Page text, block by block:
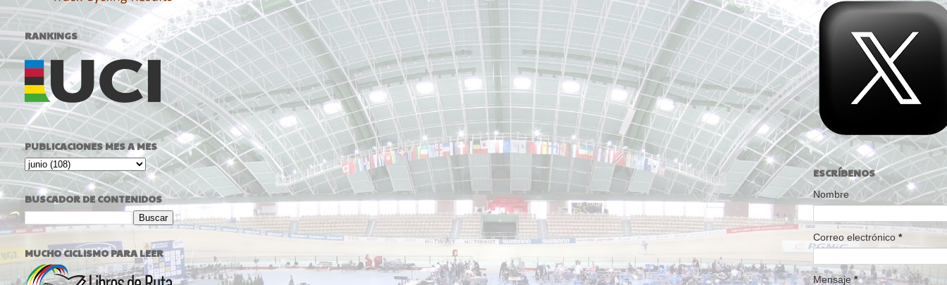
RANKINGS
PUBLICACIONES MES A MES
BUSCADOR DE CONTENIDOS
MUCHO CICLISMO PARA LEER
ESCRÍBENOS
Nombre
Correo electrónico *
Mensaje*